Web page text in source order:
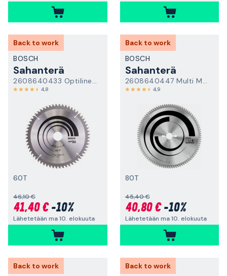
Back to work
BOSCH
Sahanterä
2608640433 Optiline Wood
4,8
60T
46,10 €
41,40 €-10%
Lähetetään ma 10. elokuuta
Back to work
BOSCH
Sahanterä
2608640447 Multi Material
4,9
80T
45,40 €
40,80 €-10%
Lähetetään ma 10. elokuuta
Back to work
Back to work